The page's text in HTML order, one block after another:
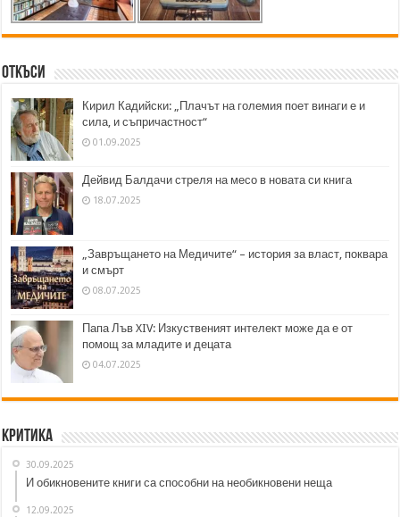
Откъси
Кирил Кадийски: „Плачът на големия поет винаги е и
сила, и съпричастност“
01.09.2025
Дейвид Балдачи стреля на месо в новата си книга
18.07.2025
„Завръщането на Медичите“ – история за власт, поквара
и смърт
08.07.2025
Папа Лъв XIV: Изкуственият интелект може да е от
помощ за младите и децата
04.07.2025
Критика
30.09.2025
И обикновените книги са способни на необикновени неща
12.09.2025